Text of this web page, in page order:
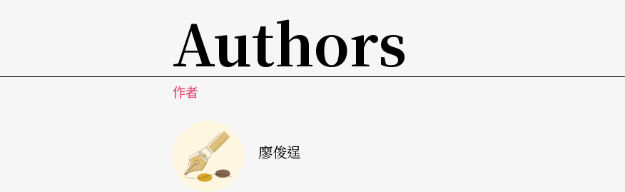
各自的母語演出，激盪與衝撞，成為一種認識彼此的繁複過程。
Authors
作者
廖俊逞